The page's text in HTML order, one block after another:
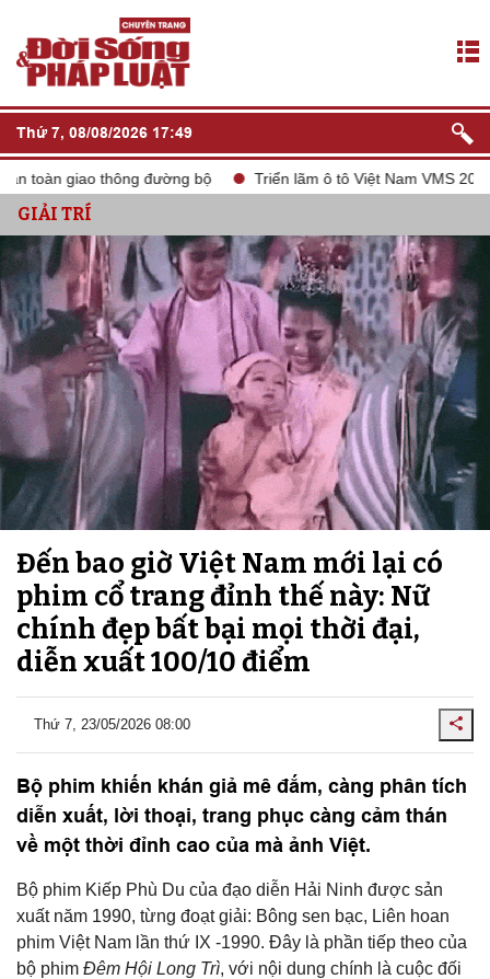
Thứ 7, 08/08/2026 17:49
thông đường bộ Triển lãm ô tô Việt Nam VMS 2024 tắt
GIẢI TRÍ
Đến bao giờ Việt Nam mới lại có
phim cổ trang đỉnh thế này: Nữ
chính đẹp bất bại mọi thời đại,
diễn xuất 100/10 điểm
Thứ 7, 23/05/2026 08:00
Bộ phim khiến khán giả mê đắm, càng phân tích
diễn xuất, lời thoại, trang phục càng cảm thán
về một thời đỉnh cao của mà ảnh Việt.
Bộ phim Kiếp Phù Du của đạo diễn Hải Ninh được sản
xuất năm 1990, từng đoạt giải: Bông sen bạc, Liên hoan
phim Việt Nam lần thứ IX -1990. Đây là phần tiếp theo của
bộ phim Đêm Hội Long Trì, với nội dung chính là cuộc đối